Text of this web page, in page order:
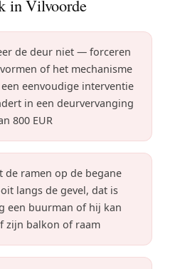
in Vilvoorde
de deur niet — forceren
of het mechanisme
eenvoudige interventie
in een deurvervanging
800 EUR
de ramen op de begane
langs de gevel, dat is
een buurman of hij kan
zijn balkon of raam